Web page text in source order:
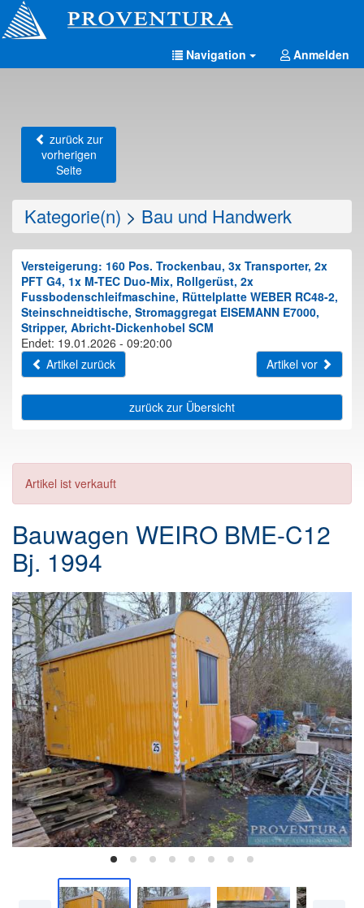
Navigation Anmelden
zurück zur
vorherigen
Seite
Kategorie(n) > Bau und Handwerk
Versteigerung: 160 Pos. Trockenbau, 3x Transporter, 2x
PFT G4, 1x M-TEC Duo-Mix, Rollgerüst, 2x
Fussbodenschleifmaschine, Rüttelplatte WEBER RC48-2,
Steinschneidtische, Stromaggregat EISEMANN E7000,
Stripper, Abricht-Dickenhobel SCM
Endet: 19.01.2026 - 09:20:00
Artikel zurück
Artikel vor
zurück zur Übersicht
Artikel ist verkauft
Bauwagen WEIRO BME-C12
Bj. 1994